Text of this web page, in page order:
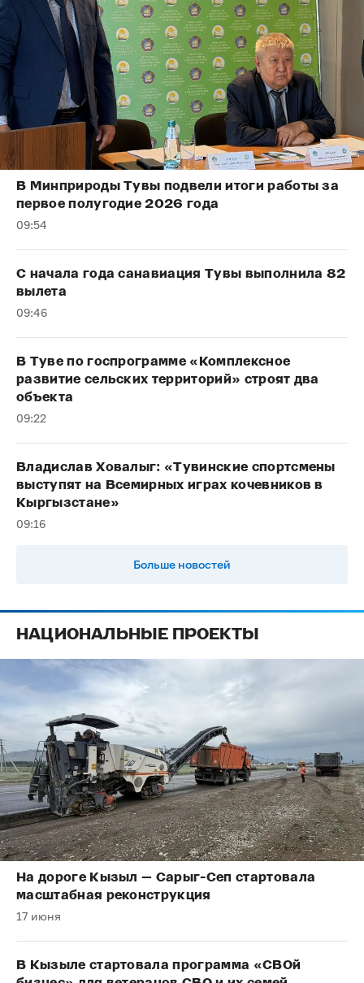
В Минприроды Тувы подвели итоги работы за
первое полугодие 2026 года
09:54
С начала года санавиация Тувы выполнила 82
вылета
09:46
В Туве по госпрограмме «Комплексное
развитие сельских территорий» строят два
объекта
09:22
Владислав Ховалыг: «Тувинские спортсмены
выступят на Всемирных играх кочевников в
Кыргызстане»
09:16
Больше новостей
НАЦИОНАЛЬНЫЕ ПРОЕКТЫ
На дороге Кызыл — Сарыг-Сеп стартовала
масштабная реконструкция
17 июня
В Кызыле стартовала программа «СВОй